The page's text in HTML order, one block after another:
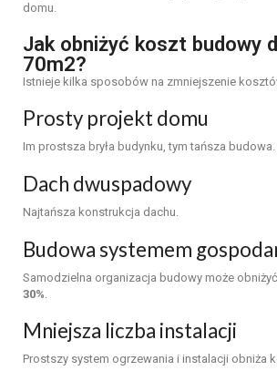
domu.
Jak obniżyć koszt budowy
70m2?
Istnieje kilka sposobów na zmniejszenie
Prosty projekt domu
Im prostsza bryła budynku, tym tańsza budowa.
Dach dwuspadowy
Najtańsza konstrukcja dachu.
Budowa systemem
Samodzielna organizacja budowy może
30%
Mniejsza liczba instalacji
Prostszy system ogrzewania i instalacji obniża